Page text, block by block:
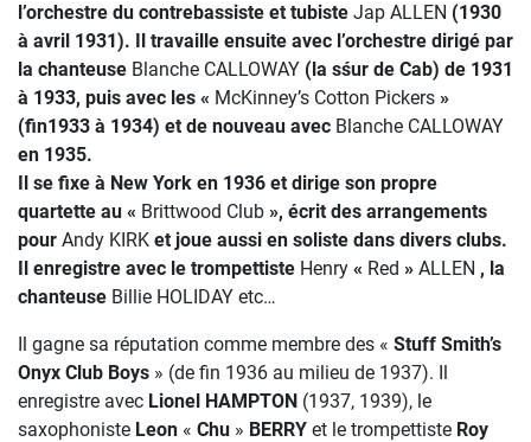
l’orchestre du contrebassiste et tubiste Jap ALLEN (1930
à avril 1931). Il travaille ensuite avec l’orchestre dirigé par
la chanteuse Blanche CALLOWAY (la sśur de Cab) de 1931
à 1933, puis avec les « McKinney’s Cotton Pickers »
(fin1933 à 1934) et de nouveau avec Blanche CALLOWAY
en 1935.
Il se fixe à New York en 1936 et dirige son propre
quartette au « Brittwood Club », écrit des arrangements
pour Andy KIRK et joue aussi en soliste dans divers clubs.
Il enregistre avec le trompettiste Henry « Red » ALLEN , la
chanteuse Billie HOLIDAY etc…
Il gagne sa réputation comme membre des « Stuff Smith’s
Onyx Club Boys » (de fin 1936 au milieu de 1937). Il
enregistre avec Lionel HAMPTON (1937, 1939), le
saxophoniste Leon « Chu » BERRY et le trompettiste Roy